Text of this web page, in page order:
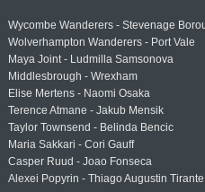
Wycombe Wanderers - Stevenage
Wolverhampton Wanderers - Port Vale
Maya Joint - Ludmilla Samsonova
Middlesbrough - Wrexham
Elise Mertens - Naomi Osaka
Terence Atmane - Jakub Mensik
Taylor Townsend - Belinda Bencic
Maria Sakkari - Cori Gauff
Casper Ruud - Joao Fonseca
Alexei Popyrin - Thiago Augustin Tirante